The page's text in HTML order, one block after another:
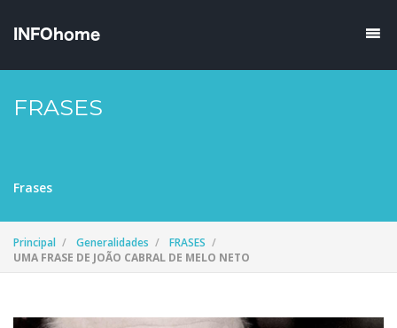
FRASES
Frases
Principal Generalidades
FRASES
UMA FRASE DE JOÃO CABRAL DE MELO NETO